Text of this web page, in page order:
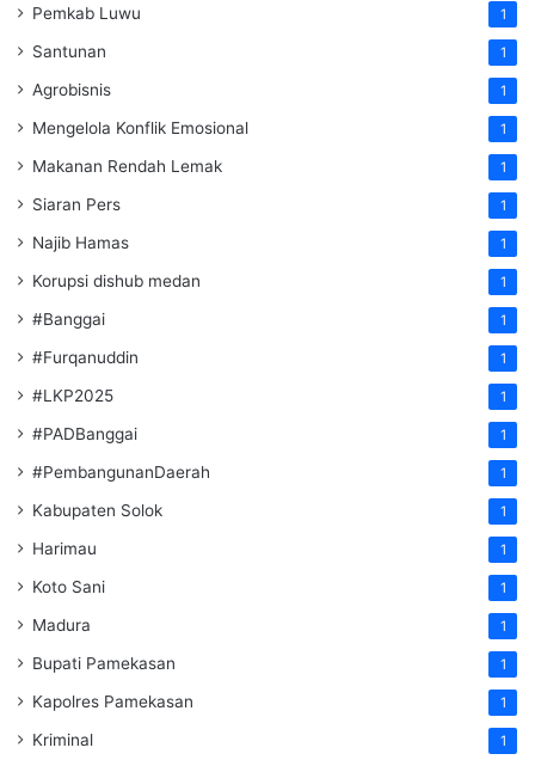
Pemkab Luwu 1
Santunan 1
Agrobisnis 1
Mengelola Konflik Emosional 1
Makanan Rendah Lemak 1
Siaran Pers 1
Najib Hamas 1
Korupsi dishub medan 1
#Banggai 1
#Furqanuddin 1
#LKP2025 1
#PADBanggai 1
#PembangunanDaerah 1
Kabupaten Solok 1
Harimau 1
Koto Sani 1
Madura 1
Bupati Pamekasan 1
Kapolres Pamekasan 1
Kriminal 1